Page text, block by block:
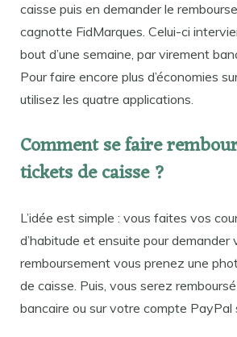
caisse puis en demander le
cagnotte FidMarques. Celui-ci
bout d’une semaine, par virement
Pour faire encore plus d’économies
utilisez les quatre applications.
Comment se faire
tickets de caisse ?
L’idée est simple : vous faites vos
d’habitude et ensuite pour demander
remboursement vous prenez une
de caisse. Puis, vous serez
bancaire ou sur votre compte PayPal